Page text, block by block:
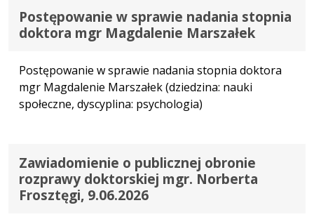
Postępowanie w sprawie nadania stopnia
doktora mgr Magdalenie Marszałek
Postępowanie w sprawie nadania stopnia doktora
mgr Magdalenie Marszałek (dziedzina: nauki
społeczne, dyscyplina: psychologia)
Zawiadomienie o publicznej obronie
rozprawy doktorskiej mgr. Norberta
Frosztęgi, 9.06.2026